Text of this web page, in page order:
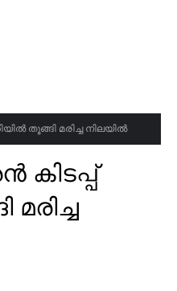
തൂങ്ങി മരിച്ച നിലയിൽ
കിടപ്പ്